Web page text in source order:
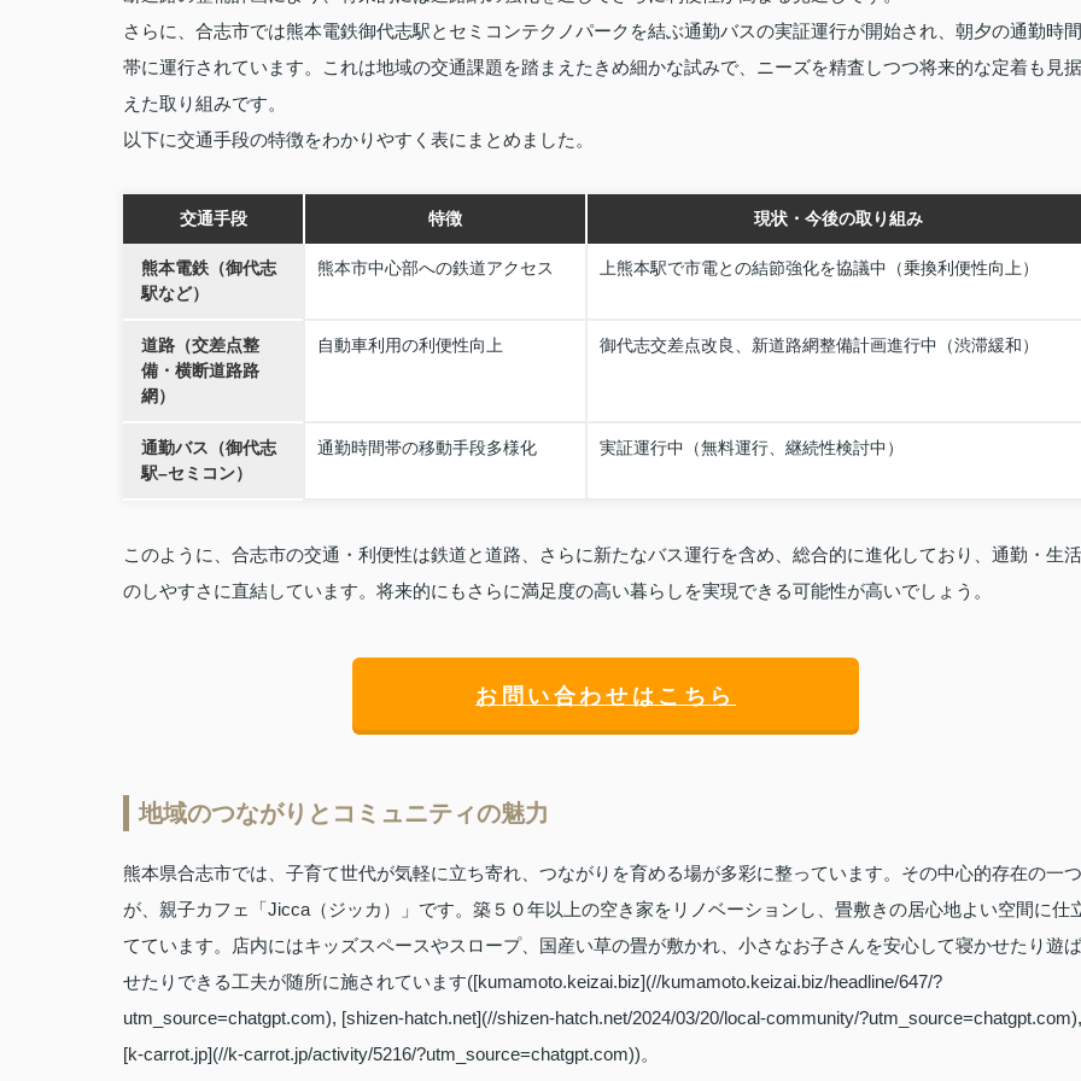
さらに、合志市では熊本電鉄御代志駅とセミコンテクノパークを結ぶ通勤バスの実証運行が開始され、朝夕の通勤時間
帯に運行されています。これは地域の交通課題を踏まえたきめ細かな試みで、ニーズを精査しつつ将来的な定着も見据
えた取り組みです。
以下に交通手段の特徴をわかりやすく表にまとめました。
交通手段 特徴 現状・今後の取り組み
熊本電鉄（御代志
駅など）
熊本市中心部への鉄道アクセス 上熊本駅で市電との結節強化を協議中（乗換利便性向上）
道路（交差点整
備・横断道路路
網）
自動車利用の利便性向上 御代志交差点改良、新道路網整備計画進行中（渋滞緩和）
通勤バス（御代志
駅–セミコン）
通勤時間帯の移動手段多様化 実証運行中（無料運行、継続性検討中）
このように、合志市の交通・利便性は鉄道と道路、さらに新たなバス運行を含め、総合的に進化しており、通勤・生活
のしやすさに直結しています。将来的にもさらに満足度の高い暮らしを実現できる可能性が高いでしょう。
お問い合わせはこちら
地域のつながりとコミュニティの魅力
熊本県合志市では、子育て世代が気軽に立ち寄れ、つながりを育める場が多彩に整っています。その中心的存在の一つ
が、親子カフェ「Jicca（ジッカ）」です。築５０年以上の空き家をリノベーションし、畳敷きの居心地よい空間に仕
てています。店内にはキッズスペースやスロープ、国産い草の畳が敷かれ、小さなお子さんを安心して寝かせたり遊ば
せたりできる工夫が随所に施されています([kumamoto.keizai.biz](//kumamoto.keizai.biz/headline/647/?
utm_source=chatgpt.com), [shizen-hatch.net](//shizen-hatch.net/2024/03/20/local-community/?utm_source=chatgpt.com),
[k-carrot.jp](//k-carrot.jp/activity/5216/?utm_source=chatgpt.com))。